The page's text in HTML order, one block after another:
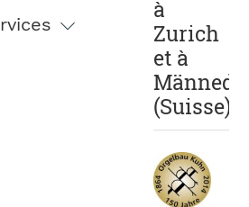
à
Zurich
et à
(Suisse)